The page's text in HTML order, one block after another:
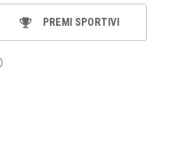
PREMI SPORTIVI